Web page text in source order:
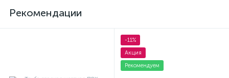
Рекомендации
-11%
Акция
Рекомендуем